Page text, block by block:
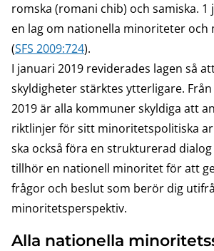
romska (romani chib) och samiska. 1
en lag om nationella minoriteter
(SFS 2009:724).
I januari 2019 reviderades lagen så
skyldigheter stärktes ytterligare.
2019 är alla kommuner skyldiga att
riktlinjer för sitt minoritetspolitiska
ska också föra en strukturerad
tillhör en nationell minoritet för att
frågor och beslut som berör dig
minoritetsperspektiv.
Alla nationella